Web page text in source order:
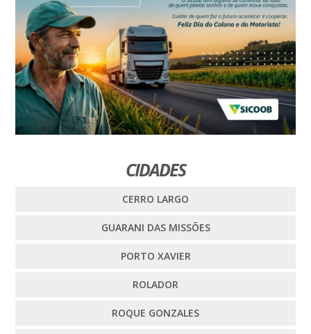
CIDADES
CERRO LARGO
GUARANI DAS MISSÕES
PORTO XAVIER
ROLADOR
ROQUE GONZALES